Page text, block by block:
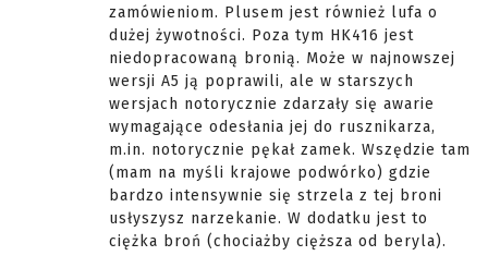
zamówieniom. Plusem jest również lufa o
dużej żywotności. Poza tym HK416 jest
niedopracowaną bronią. Może w najnowszej
wersji A5 ją poprawili, ale w starszych
wersjach notorycznie zdarzały się awarie
wymagające odesłania jej do rusznikarza,
m.in. notorycznie pękał zamek. Wszędzie tam
(mam na myśli krajowe podwórko) gdzie
bardzo intensywnie się strzela z tej broni
usłyszysz narzekanie. W dodatku jest to
ciężka broń (chociażby cięższa od beryla).